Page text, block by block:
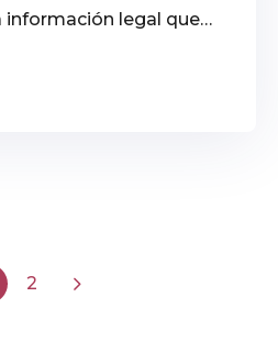
información legal que
2